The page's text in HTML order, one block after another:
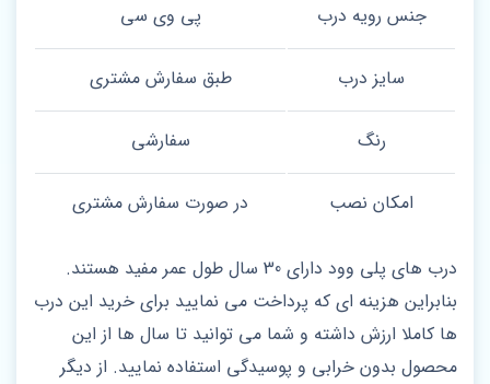
جنس رویه درب پی وی سی
سایز درب طبق سفارش مشتری
رنگ سفارشی
امکان نصب در صورت سفارش مشتری
درب های پلی وود دارای 30 سال طول عمر مفید هستند.
بنابراین هزینه ای که پرداخت می نمایید برای خرید این درب
ها کاملا ارزش داشته و شما می توانید تا سال ها از این
محصول بدون خرابی و پوسیدگی استفاده نمایید. از دیگر